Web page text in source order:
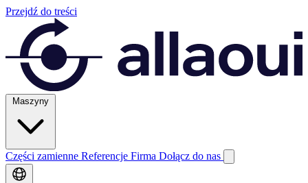
Przejdź do treści
Maszyny
Części zamienne Referencje Firma Dołącz do nas